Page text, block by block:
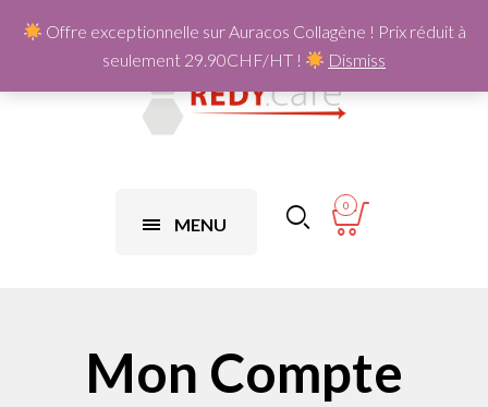
MENU
0
Mon Compte
Offre exceptionnelle sur Auracos Collagène ! Prix réduit à
seulement 29.90CHF/HT !
Dismiss